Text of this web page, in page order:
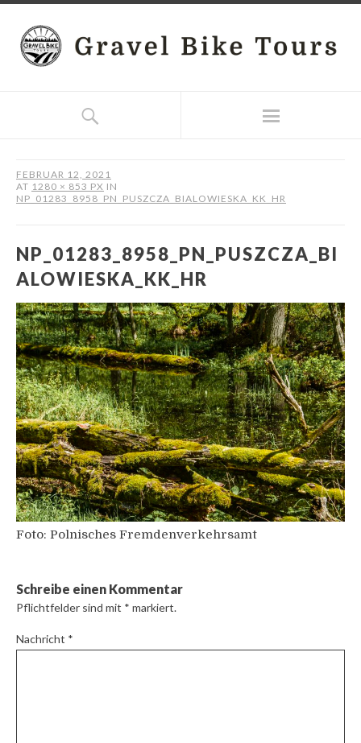
FEBRUAR 12, 2021
AT 1280 × 853 PX IN
NP_01283_8958_PN_PUSZCZA_BIALOWIESKA_KK_HR
NP_01283_8958_PN_PUSZCZA_BI
ALOWIESKA_KK_HR
Foto: Polnisches Fremdenverkehrsamt
Schreibe einen Kommentar
Pflichtfelder sind mit * markiert.
Nachricht *